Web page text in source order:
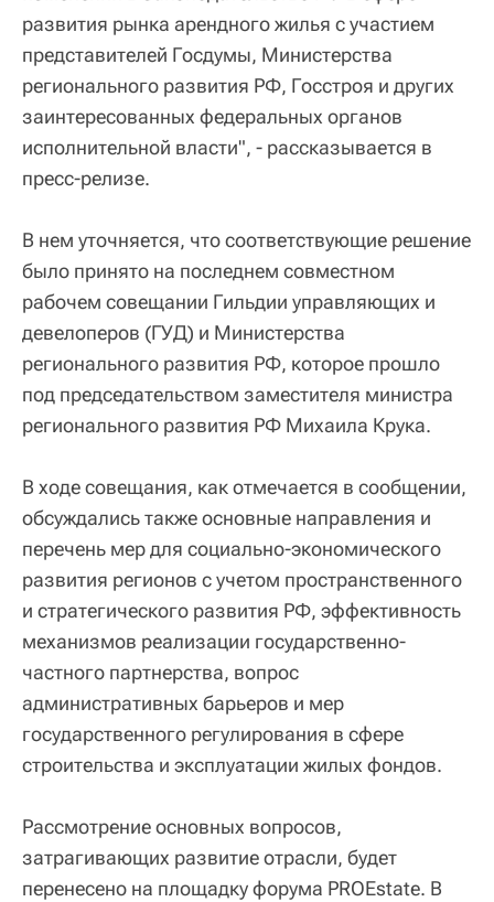
развития рынка арендного жилья с участием
представителей Госдумы, Министерства
регионального развития РФ, Госстроя и других
заинтересованных федеральных органов
исполнительной власти", - рассказывается в
пресс-релизе.
В нем уточняется, что соответствующие решение
было принято на последнем совместном
рабочем совещании Гильдии управляющих и
девелоперов (ГУД) и Министерства
регионального развития РФ, которое прошло
под председательством заместителя министра
регионального развития РФ Михаила Крука.
В ходе совещания, как отмечается в сообщении,
обсуждались также основные направления и
перечень мер для социально-экономического
развития регионов с учетом пространственного
и стратегического развития РФ, эффективность
механизмов реализации государственно-
частного партнерства, вопрос
административных барьеров и мер
государственного регулирования в сфере
строительства и эксплуатации жилых фондов.
Рассмотрение основных вопросов,
затрагивающих развитие отрасли, будет
перенесено на площадку форума PROEstate. В